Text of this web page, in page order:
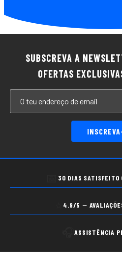
SUBSCREVA A
OFERTAS
30 DIAS SATISFEITO
4.9/5 —
🎧ASSISTÊNCIA